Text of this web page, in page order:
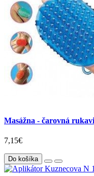
Masážna - čarovná
7,15€
Do košíka